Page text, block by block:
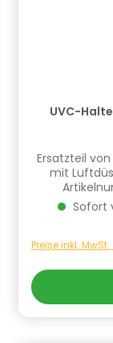
UVC-
Ersatzteil
mit
Informationen
GmbH,
Sofort
Preise inkl.